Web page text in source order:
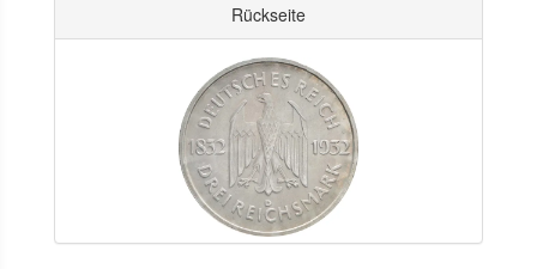
Rückseite